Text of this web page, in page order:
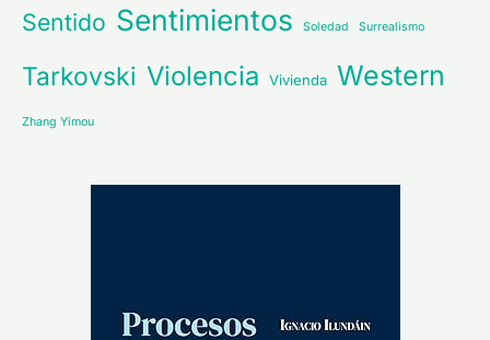
Sentido Sentimientos Soledad Surrealismo
Tarkovski Violencia Vivienda Western
Zhang Yimou